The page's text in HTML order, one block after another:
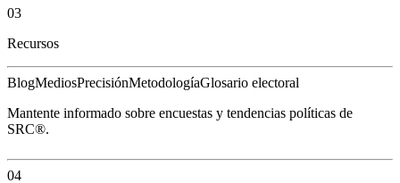
03
Recursos
BlogMediosPrecisiónMetodologíaGlosario electoral
Mantente informado sobre encuestas y tendencias políticas de
SRC®.
04